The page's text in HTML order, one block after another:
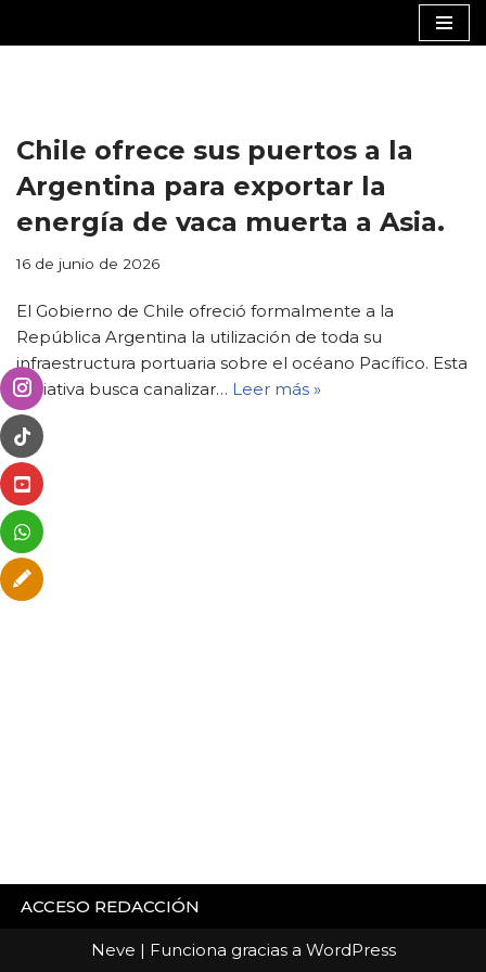
Chile ofrece sus puertos a la
Argentina para exportar la
energía de vaca muerta a Asia.
16 de junio de 2026
El Gobierno de Chile ofreció formalmente a la
República Argentina la utilización de toda su
infraestructura portuaria sobre el océano Pacífico. Esta
iniciativa busca canalizar… Leer más »
ACCESO REDACCIÓN
Neve | Funciona gracias a WordPress